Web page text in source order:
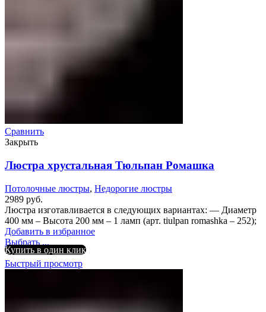
Сравнить
Закрыть
Люстра хрустальная Тюльпан Ромашка
Потолочные люстры, Недорогие люстры
2989 руб.
Люстра изготавливается в следующих вариантах: — Диаметр
400 мм – Высота 200 мм – 1 ламп (арт. tiulpan romashka – 252);
Добавить в избранное
Выбрать ...
Купить в один клик
Быстрый просмотр